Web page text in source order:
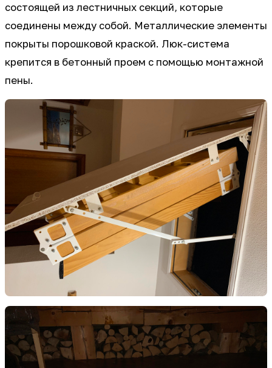
состоящей из лестничных секций, которые
соединены между собой. Металлические элементы
покрыты порошковой краской. Люк-система
крепится в бетонный проем с помощью монтажной
пены.